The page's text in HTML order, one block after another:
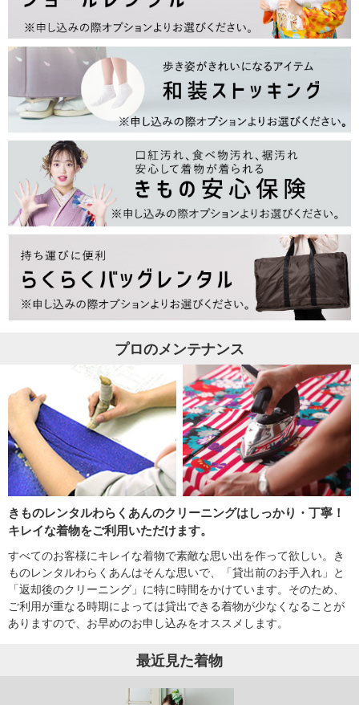
プロのメンテナンス
きものレンタルわらくあんのクリーニングはしっかり・丁寧！
キレイな着物をご利用いただけます。
すべてのお客様にキレイな着物で素敵な思い出を作って欲しい。き
ものレンタルわらくあんはそんな思いで、「貸出前のお手入れ」と
「返却後のクリーニング」に特に時間をかけています。そのため、
ご利用が重なる時期によっては貸出できる着物が少なくなることが
ありますので、お早めのお申し込みをオススメします。
最近見た着物